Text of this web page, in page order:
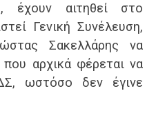
έχουν αιτηθεί στο
Γενική Συνέλευση,
Σακελλάρης να
που αρχικά φέρεται να
ωστόσο δεν έγινε